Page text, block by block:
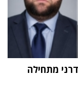
מתחילה